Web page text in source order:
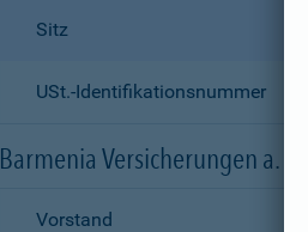
Sitz
USt.-Identifikationsnummer
Barmenia Versicherungen a. G.
Vorstand